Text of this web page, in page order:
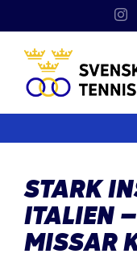
STARK
ITALIEN
MISSAR